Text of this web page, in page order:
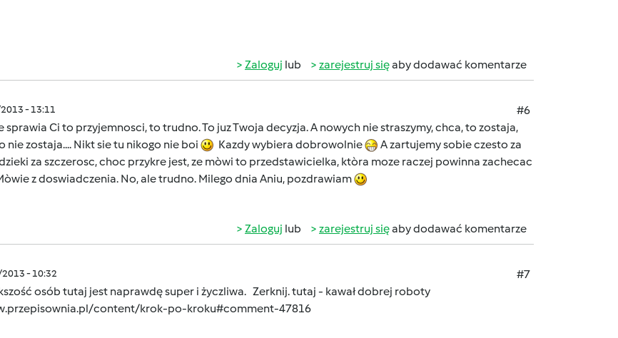
Zaloguj lub zarejestruj sięaby dodawać komentarze
- 13:11
#6
sprawia Ci to przyjemnosci, to trudno. To juz Twoja decyzja. A nowych nie straszymy, chca, to zostaja,
nie zostaja.... Nikt sie tu nikogo nie boi
Kazdy wybiera dobrowolnie
A zartujemy sobie czesto za
za szczerosc, choc przykre jest, ze mòwi to przedstawicielka, ktòra moze raczej powinna zachecac
z doswiadczenia. No, ale trudno. Milego dnia Aniu, pozdrawiam
Zaloguj lub zarejestruj sięaby dodawać komentarze
- 10:32
#7
osób tutaj jest naprawdę super i życzliwa. Zerknij. tutaj - kawał dobrej roboty
content/krok-po-kroku#comment-47816